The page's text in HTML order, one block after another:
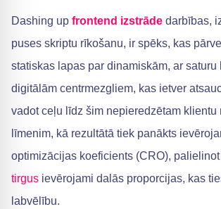
Dashing up frontend izstrāde darbības,
puses skriptu rīkošanu, ir spēks, kas
statiskas lapas par dinamiskām, ar saturu
digitālām centrmezgliem, kas ietver
vadot ceļu līdz šim nepieredzētam klientu
līmenim, kā rezultātā tiek panākts
optimizācijas koeficients (CRO),
tirgus ievērojami dalās proporcijas, kas
labvēlību.